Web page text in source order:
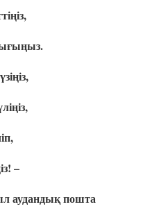
–
аудандық пошта